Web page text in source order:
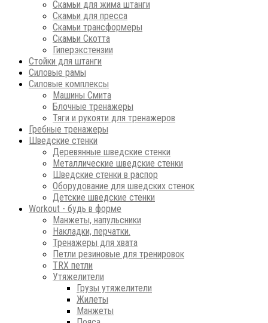
Скамьи для жима штанги
Скамьи для пресса
Скамьи трансформеры
Скамьи Скотта
Гиперэкстензии
Стойки для штанги
Силовые рамы
Силовые комплексы
Машины Смита
Блочные тренажеры
Тяги и рукояти для тренажеров
Гребные тренажеры
Шведские стенки
Деревянные шведские стенки
Металлические шведские стенки
Шведские стенки в распор
Оборудование для шведских стенок
Детские шведские стенки
Workout - будь в форме
Манжеты, напульсники
Накладки, перчатки.
Тренажеры для хвата
Петли резиновые для тренировок
ТRХ петли
Утяжелители
Грузы утяжелители
Жилеты
Манжеты